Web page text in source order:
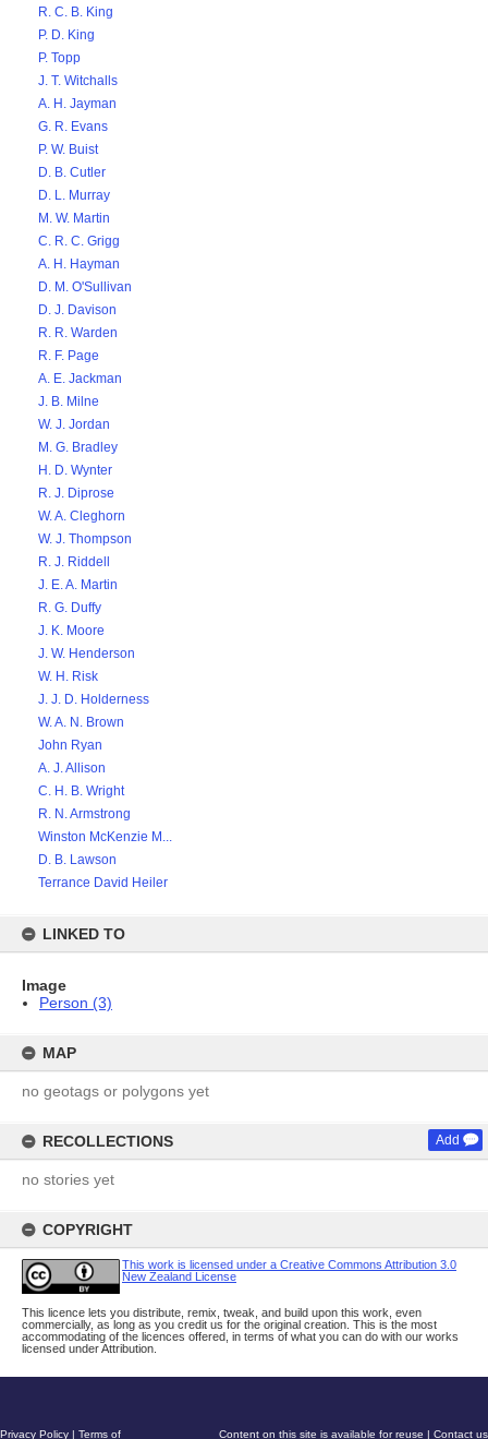
R. C. B. King
P. D. King
P. Topp
J. T. Witchalls
A. H. Jayman
G. R. Evans
P. W. Buist
D. B. Cutler
D. L. Murray
M. W. Martin
C. R. C. Grigg
A. H. Hayman
D. M. O'Sullivan
D. J. Davison
R. R. Warden
R. F. Page
A. E. Jackman
J. B. Milne
W. J. Jordan
M. G. Bradley
H. D. Wynter
R. J. Diprose
W. A. Cleghorn
W. J. Thompson
R. J. Riddell
J. E. A. Martin
R. G. Duffy
J. K. Moore
J. W. Henderson
W. H. Risk
J. J. D. Holderness
W. A. N. Brown
John Ryan
A. J. Allison
C. H. B. Wright
R. N. Armstrong
Winston McKenzie M...
D. B. Lawson
Terrance David Heiler
LINKED TO
Image
Person (3)
MAP
no geotags or polygons yet
RECOLLECTIONS Add
no stories yet
COPYRIGHT
This work is licensed under a Creative Commons Attribution 3.0
New Zealand License
This licence lets you distribute, remix, tweak, and build upon this work, even
commercially, as long as you credit us for the original creation. This is the most
accommodating of the licences offered, in terms of what you can do with our works
licensed under Attribution.
Content on this site is available for reuse | Contact us
Privacy Policy | Terms of